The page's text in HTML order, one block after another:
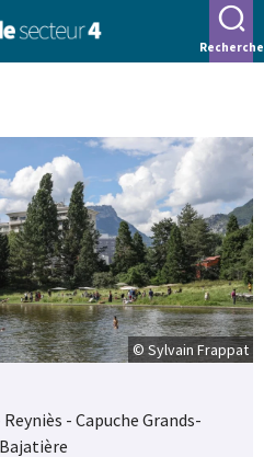
Recherche
© Sylvain Frappat
- Capuche Grands-